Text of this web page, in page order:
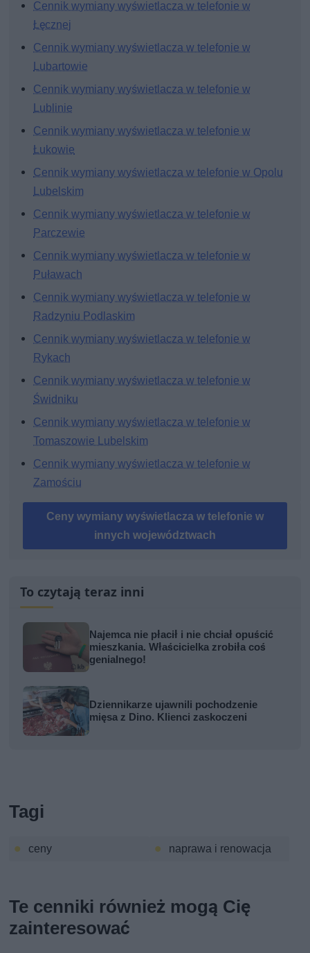
Cennik wymiany wyświetlacza w telefonie w
Łęcznej
Cennik wymiany wyświetlacza w telefonie w
Lubartowie
Cennik wymiany wyświetlacza w telefonie w
Lublinie
Cennik wymiany wyświetlacza w telefonie w
Łukowie
Cennik wymiany wyświetlacza w telefonie w Opolu
Lubelskim
Cennik wymiany wyświetlacza w telefonie w
Parczewie
Cennik wymiany wyświetlacza w telefonie w
Puławach
Cennik wymiany wyświetlacza w telefonie w
Radzyniu Podlaskim
Cennik wymiany wyświetlacza w telefonie w
Rykach
Cennik wymiany wyświetlacza w telefonie w
Świdniku
Cennik wymiany wyświetlacza w telefonie w
Tomaszowie Lubelskim
Cennik wymiany wyświetlacza w telefonie w
Zamościu
Ceny wymiany wyświetlacza w telefonie w
innych województwach
To czytają teraz inni
Najemca nie płacił i nie chciał opuścić
mieszkania. Właścicielka zrobiła coś
genialnego!
Dziennikarze ujawnili pochodzenie
mięsa z Dino. Klienci zaskoczeni
Tagi
ceny naprawa i renowacja
Te cenniki również mogą Cię
zainteresować